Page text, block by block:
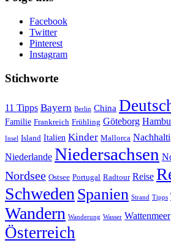
Facebook
Twitter
Pinterest
Instagram
Stichworte
11 Tipps Bayern Berlin China
Familie Frankreich Frühling Göteborg
Insel Island Italien Kinder Mallorca
Niederlande Niedersachsen
Nordsee Ostsee Portugal Radtour Reise
SchwedenSpanien Strand Tipps
Wandern Wanderung Wasser Wattenmeer
Österreich